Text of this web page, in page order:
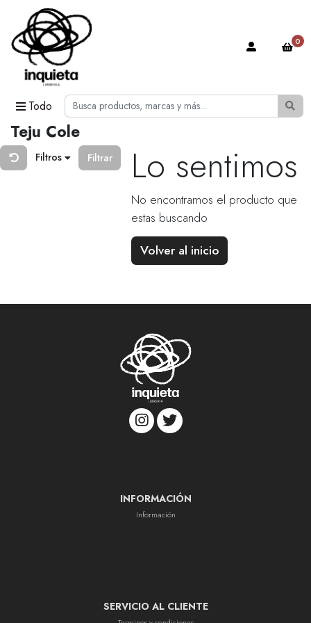
Todo
0
Teju Cole
Filtros Filtrar Lo sentimos
No encontramos el producto que
estas buscando
Volver al inicio
INFORMACIÓN
Información
SERVICIO AL CLIENTE